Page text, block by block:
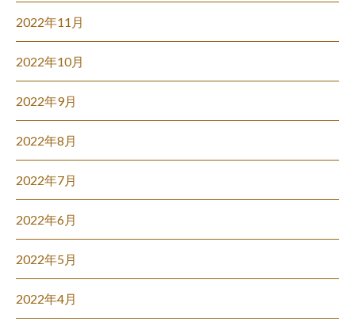
2022年11月
2022年10月
2022年9月
2022年8月
2022年7月
2022年6月
2022年5月
2022年4月